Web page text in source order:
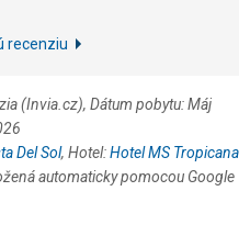
recenziu
(Invia.cz), Dátum pobytu: Máj
Del Sol, Hotel:Hotel MS Tropicana
automaticky pomocou Google